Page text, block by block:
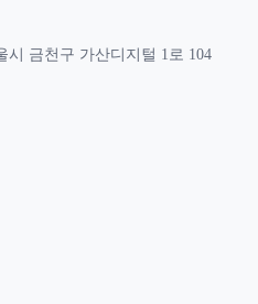
금천구 가산디지털 1로 104